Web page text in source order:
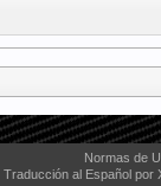
Normas de
Traducción al Español por